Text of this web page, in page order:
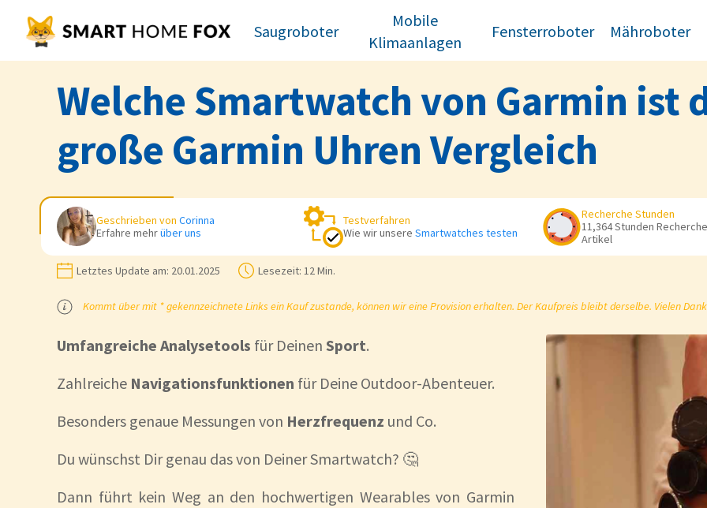
Saugroboter
Mobile
Klimaanlagen
Fensterroboter Mähroboter
Welche Smartwatch von Garmin ist
große Garmin Uhren Vergleich
Geschrieben von Corinna
Erfahre mehrüber uns
Testverfahren
Wie wir unsere Smartwatches testen
Recherche Stunden
11,364 Stunden
Artikel
Letztes Update am: 20.01.2025 Lesezeit: 12 Min.
Kommt über mit * gekennzeichnete Links ein Kauf zustande, können wir eine Provision erhalten. Der Kaufpreis bleibt derselbe. Vielen
Umfangreiche Analysetools für Deinen Sport.
Zahlreiche Navigationsfunktionen für Deine Outdoor-Abenteuer.
Besonders genaue Messungen von Herzfrequenz und Co.
Du wünschst Dir genau das von Deiner Smartwatch? 🤔
Dann führt kein Weg an den hochwertigen Wearables von Garmin